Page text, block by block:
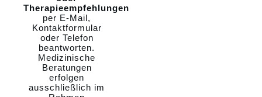
Therapieempfehlungen
per E-Mail,
Kontaktformular
oder Telefon
beantworten.
Medizinische
Beratungen
erfolgen
ausschließlich im